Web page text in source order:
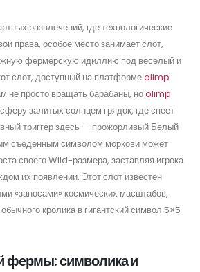
развлечений, где технологические
права, особое место занимает слот,
фермерскую идиллию под веселый и
слот, доступный на платформеolimp
не просто вращать барабаны, ноolimp
залитых солнцем грядок, где спеет
триггер здесь — прожорливый Белый
съеденным символом моркови может
своего Wild-размера, заставляя игрока
их появлении. Этот слот известен
«заносами» космических масштабов,
кролика в гигантский символ 5×5
фермы: символика и